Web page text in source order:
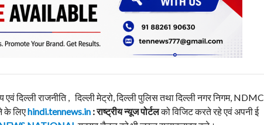
एवं दिल्ली राजनीति , दिल्ली मेट्रो, दिल्ली पुलिस तथा दिल्ली नगर निगम, NDMC,
के लिएhindi.tennews.in : राष्ट्रीय न्यूज पोर्टलको विजिट करते रहे एवं अपनी ई